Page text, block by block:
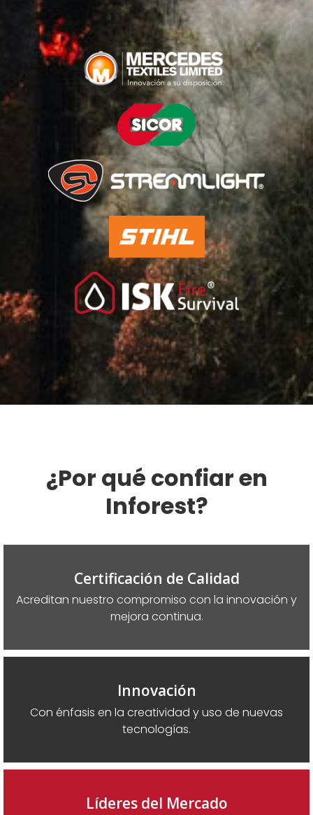
¿Por qué confiar en
Inforest?
Certificación de Calidad
Acreditan nuestro compromiso con la innovación y
mejora continua.
Innovación
Con énfasis en la creatividad y uso de nuevas
tecnologías.
Líderes del Mercado